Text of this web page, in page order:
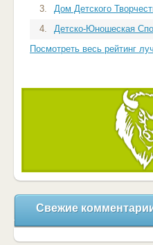
3.
Дом Детского
4.
Детско-Юношеская
Посмотреть весь рейтинг
Свежие